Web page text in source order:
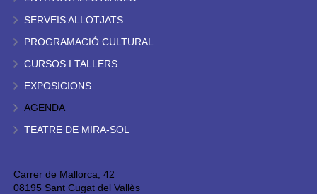
SERVEIS ALLOTJATS
PROGRAMACIÓ CULTURAL
CURSOS I TALLERS
EXPOSICIONS
AGENDA
TEATRE DE MIRA-SOL
Carrer de Mallorca, 42
08195 Sant Cugat del Vallès